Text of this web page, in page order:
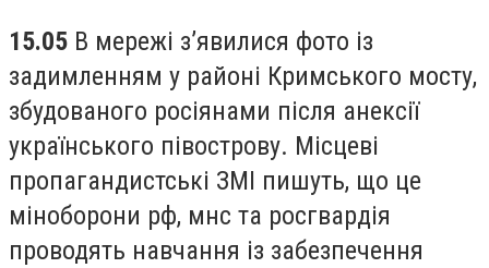
15.05 В мережі з’явилися фото із
задимленням у районі Кримського мосту,
збудованого росіянами після анексії
українського півострову. Місцеві
пропагандистські ЗМІ пишуть, що це
міноборони рф, мнс та росгвардія
проводять навчання із забезпечення